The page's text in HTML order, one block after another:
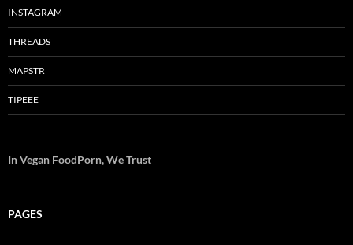
INSTAGRAM
THREADS
MAPSTR
TIPEEE
In Vegan FoodPorn, We Trust
PAGES